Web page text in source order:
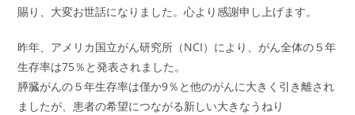
賜り、大変お世話になりました。心より感謝申し上げます。
昨年、アメリカ国立がん研究所（NCI）により、がん全体の５年
生存率は75％と発表されました。
膵臓がんの５年生存率は僅か9％と他のがんに大きく引き離され
ましたが、患者の希望につながる新しい大きなうねり